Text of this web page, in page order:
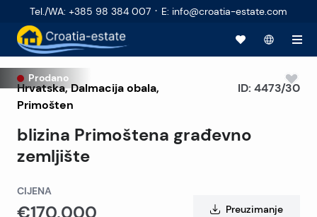
Tel./WA: +385 98 384 007 · E: info@croatia-estate.com
Prodano
Hrvatska,Dalmacija obala,
Primošten
blizina Primoštena građevno
zemljište
ID: 4473/30
CIJENA
€170,000 Preuzimanje